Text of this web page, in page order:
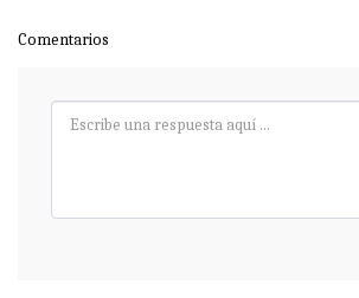
Comentarios